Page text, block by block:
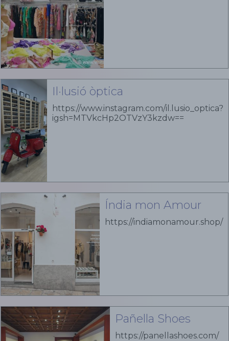
Il·lusió òptica
https://www.instagram.com/il.lusio_optica?
igsh=MTVkcHp2OTVzY3kzdw==
Índia mon Amour
https://indiamonamour.shop/
Pañella Shoes
https://panellashoes.com/